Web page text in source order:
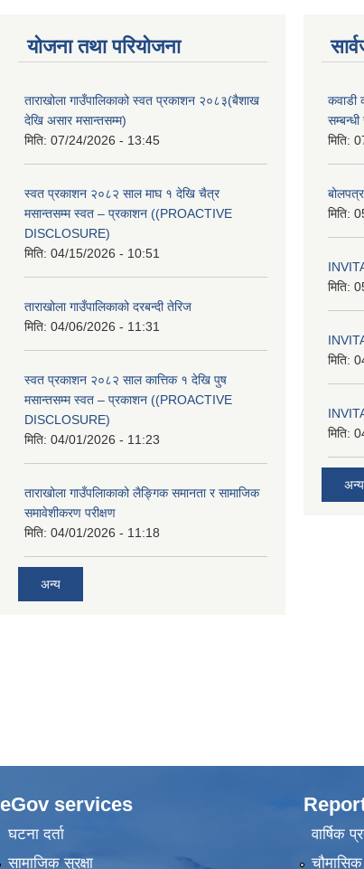
योजना तथा परियोजना
ताराखोला गाउँपालिकाको स्वत प्रकाशन २०८३(बैशाख
देखि असार मसान्तसम्म)
मिति: 07/24/2026 - 13:45
स्वत प्रकाशन २०८२ साल माघ १ देखि चैत्र
मसान्तसम्म स्वत – प्रकाशन ((PROACTIVE
DISCLOSURE)
मिति: 04/15/2026 - 10:51
ताराखोला गाउँपालिकाको दरबन्दी तेरिज
मिति: 04/06/2026 - 11:31
स्वत प्रकाशन २०८२ साल कात्तिक १ देखि पुष
मसान्तसम्म स्वत – प्रकाशन ((PROACTIVE
DISCLOSURE)
मिति: 04/01/2026 - 11:23
ताराखोला गाउँपलािकाको लैङ्गिक समानता र सामाजिक
समावेशीकरण परीक्षण
मिति: 04/01/2026 - 11:18
अन्य
कवाडी
मिति:
मिति:
मिति:
मिति:
मिति:
अन्य
eGov services
घटना दर्ता
सामाजिक सुरक्षा
वार्षिक